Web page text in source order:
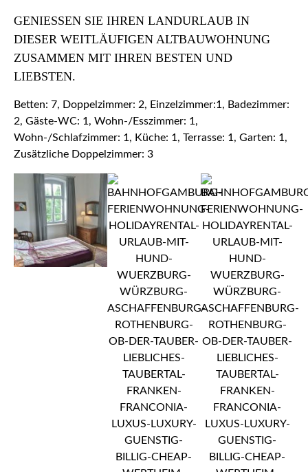
GENIESSEN SIE IHREN LANDURLAUB IN D
IESER WEITLÄUFIGEN ALTBAUWOHNUNG Z
USAMMEN MIT IHREN BESTEN UND L
IEBSTEN.
Betten: 7, Doppelzimmer: 2, Einzelzimmer:1, Badezimmer:
2, Gäste-WC: 1, Wohn-/Esszimmer: 1,
Wohn-/Schlafzimmer: 1, Küche: 1, Terrasse: 1, Garten: 1,
Zusätzliche Doppelzimmer: 3